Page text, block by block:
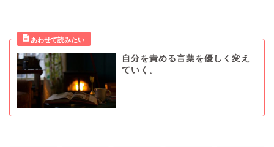
自分を責める言葉を優しく変え
ていく。